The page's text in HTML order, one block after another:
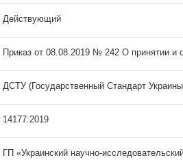
Действующий
Приказ от 08.08.2019 № 242 О принятии и
ДСТУ (Государственный Стандарт
14177:2019
ГП «Украинский научно-